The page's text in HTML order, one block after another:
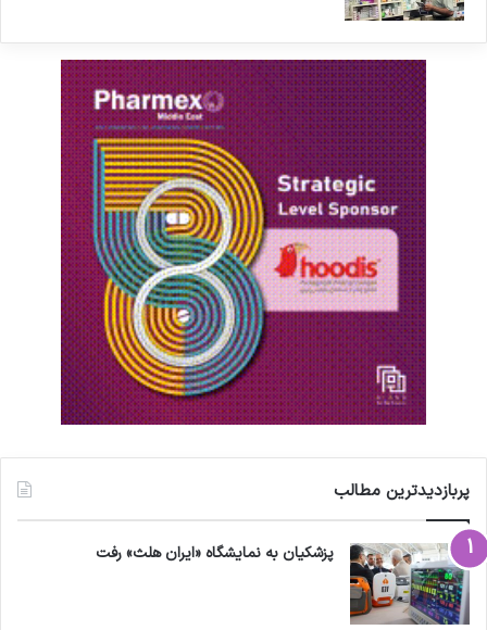
پربازدیدترین مطالب
پزشکیان به نمایشگاه «ایران هلث» رفت